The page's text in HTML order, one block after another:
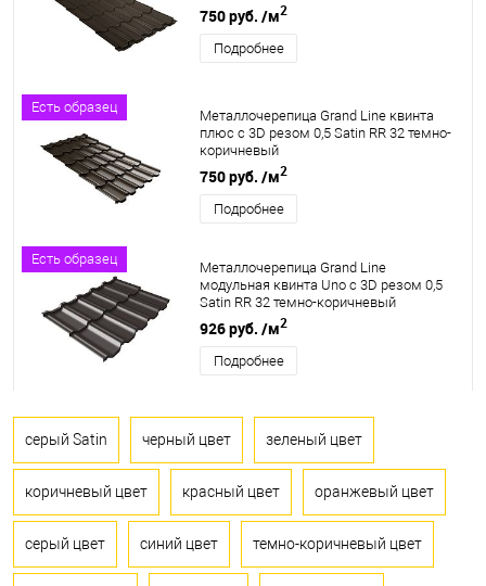
750 руб. /м2
Подробнее
Есть образец
Металлочерепица Grand Line квинта
плюс c 3D резом 0,5 Satin RR 32 темно-
коричневый
750 руб. /м2
Подробнее
Есть образец
Металлочерепица Grand Line
модульная квинта Uno c 3D резом 0,5
Satin RR 32 темно-коричневый
926 руб. /м2
Подробнее
серый Satin черный цвет зеленый цвет
коричневый цвет красный цвет оранжевый цвет
серый цвет синий цвет темно-коричневый цвет